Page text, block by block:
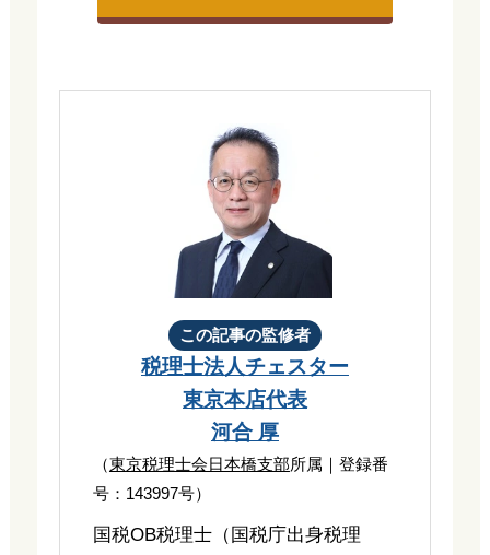
この記事の監修者
税理士法人チェスター
東京本店代表
河合 厚
（東京税理士会日本橋支部所属｜登録番
号：143997号）
国税OB税理士（国税庁出身税理